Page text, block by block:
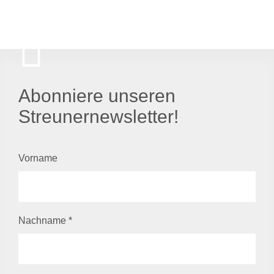
Abonniere unseren
Streunernewsletter!
Vorname
Nachname *